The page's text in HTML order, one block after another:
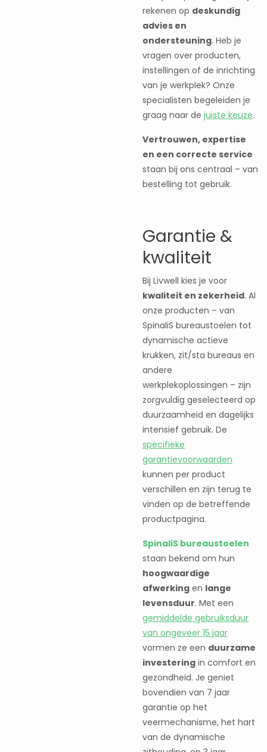
rekenen op deskundig
advies en
ondersteuning. Heb je
vragen over producten,
instellingen of de inrichting
van je werkplek? Onze
specialisten begeleiden je
graag naar de juiste keuze.
Vertrouwen, expertise
en een correcte service
staan bij ons centraal – van
bestelling tot gebruik.
Garantie &
kwaliteit
Bij Livwell kies je voor
kwaliteit en zekerheid. Al
onze producten – van
SpinaliS bureaustoelen tot
dynamische actieve
krukken, zit/sta bureaus en
andere
werkplekoplossingen – zijn
zorgvuldig geselecteerd op
duurzaamheid en dagelijks
intensief gebruik. De
specifieke
garantievoorwaarden
kunnen per product
verschillen en zijn terug te
vinden op de betreffende
productpagina.
SpinaliS bureaustoelen
staan bekend om hun
hoogwaardige
afwerking en lange
levensduur. Met een
gemiddelde gebruiksduur
van ongeveer 15 jaar
vormen ze een duurzame
investering in comfort en
gezondheid. Je geniet
bovendien van 7 jaar
garantie op het
veermechanisme, het hart
van de dynamische